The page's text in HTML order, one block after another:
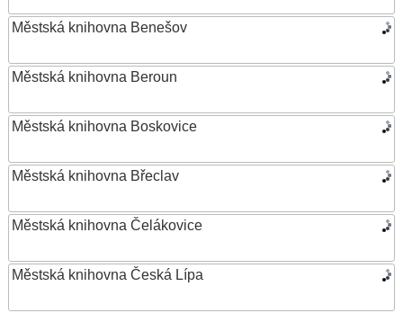
Městská knihovna Benešov
Městská knihovna Beroun
Městská knihovna Boskovice
Městská knihovna Břeclav
Městská knihovna Čelákovice
Městská knihovna Česká Lípa